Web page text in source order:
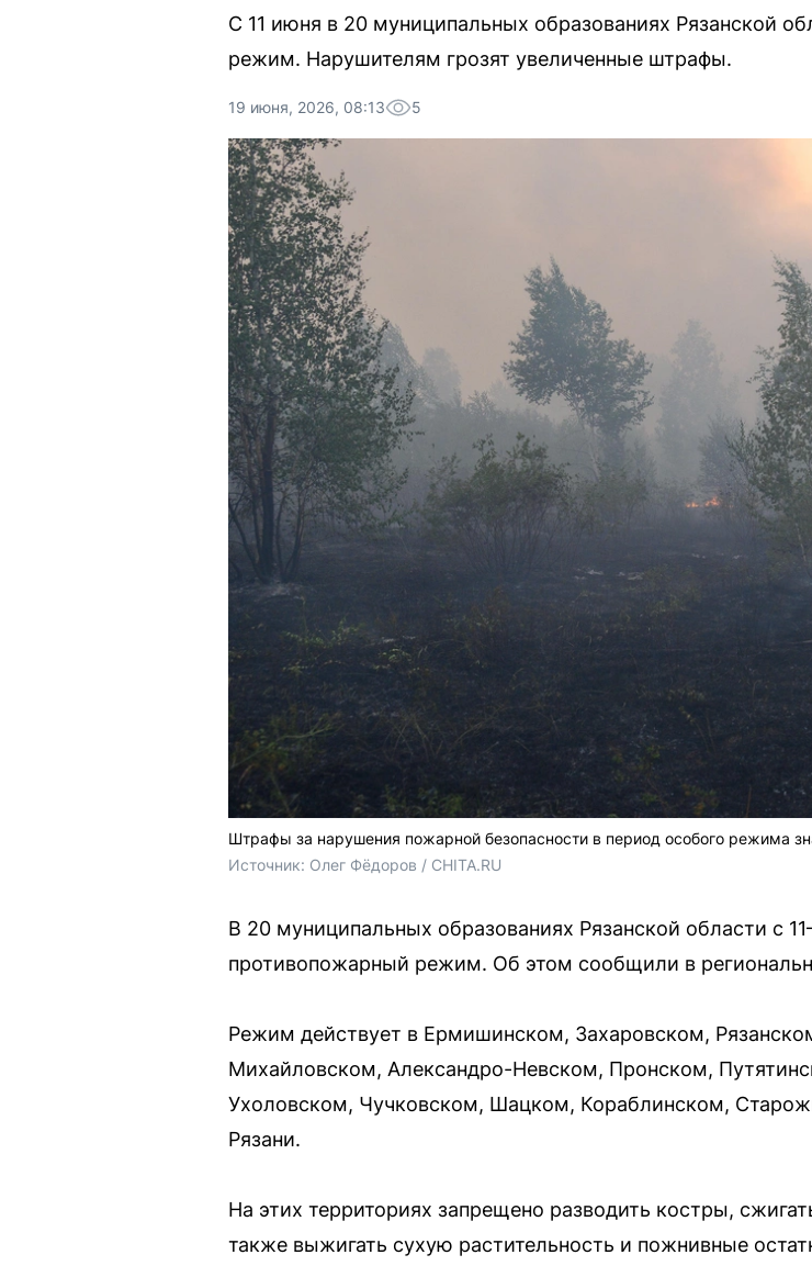
С 11 июня в 20 муниципальных образованиях Рязанской
режим. Нарушителям грозят увеличенные штрафы.
19 июня, 2026, 08:13 5
Штрафы за нарушения пожарной безопасности в период особого режима
Источник: Олег Фёдоров / CHITA.RU
В 20 муниципальных образованиях Рязанской области с
противопожарный режим. Об этом сообщили в
Режим действует в Ермишинском, Захаровском,
Михайловском, Александро-Невском, Пронском,
Ухоловском, Чучковском, Шацком, Кораблинском,
Рязани.
На этих территориях запрещено разводить костры,
также выжигать сухую растительность и пожнивные